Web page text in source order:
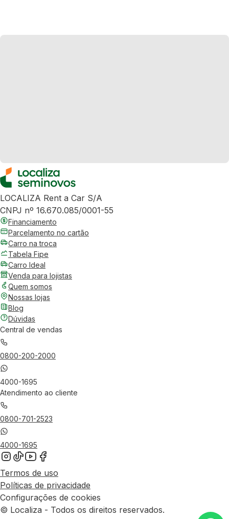
LOCALIZA Rent a Car S/A
CNPJ nº 16.670.085/0001-55
Financiamento
Parcelamento no cartão
Carro na troca
Tabela Fipe
Carro Ideal
Venda para lojistas
Quem somos
Nossas lojas
Blog
Dúvidas
Central de vendas
0800-200-2000
4000-1695
Atendimento ao cliente
0800-701-2523
4000-1695
Termos de uso
Políticas de privacidade
Configurações de cookies
© Localiza - Todos os direitos reservados.